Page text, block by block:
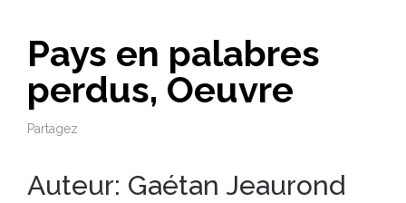
Pays en palabres
perdus, Oeuvre
Partagez
Auteur: Gaétan Jeaurond